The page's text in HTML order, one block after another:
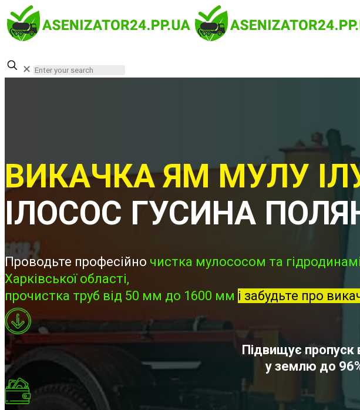
✕
ВИКАЧКА ЯМ МУЛУ
ІЛОСОС ГУСИНА
Проводьте професійно чистка мулососом та
Харківської області,
прочистка труб від 50 мм до 1600 мм і забудьте про
Підвищує пропуск
у землю до